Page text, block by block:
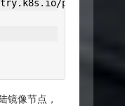
pause:3.10"
镜像节点，